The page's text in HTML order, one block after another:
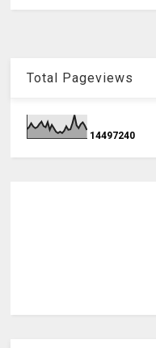
Total Pageviews
14497240